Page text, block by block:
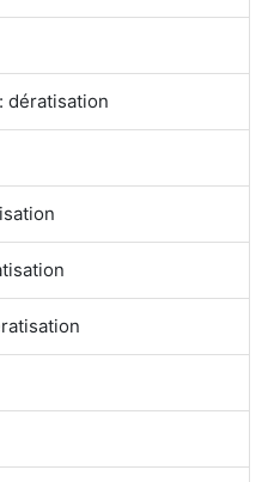
dératisation